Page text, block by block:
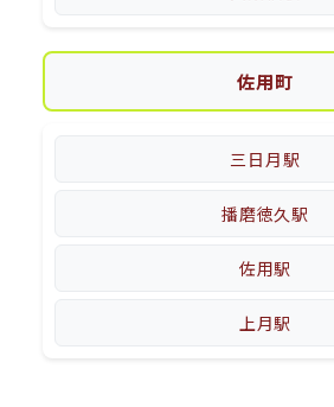
佐用町
三日月駅
播磨徳久駅
佐用駅
上月駅